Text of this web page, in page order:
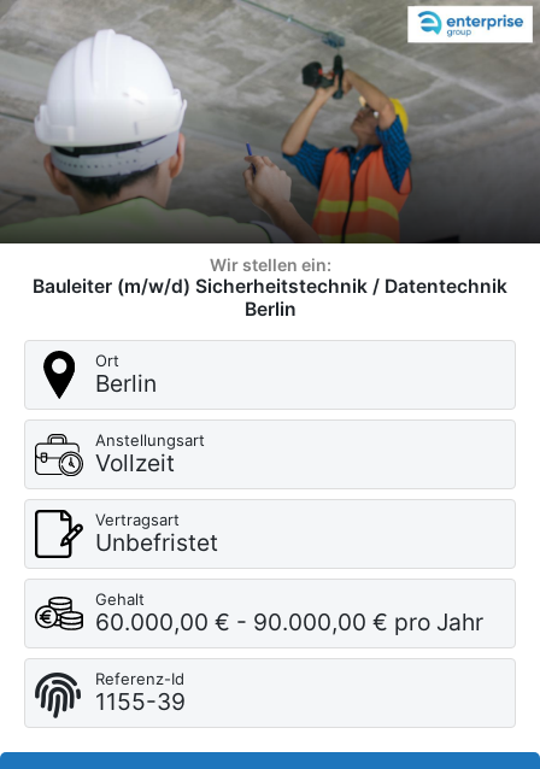
Wir stellen ein:
Bauleiter (m/w/d) Sicherheitstechnik / Datentechnik
Berlin
Ort
Berlin
Anstellungsart
Vollzeit
Vertragsart
Unbefristet
Gehalt
60.000,00 € - 90.000,00 € pro Jahr
Referenz-Id
1155-39